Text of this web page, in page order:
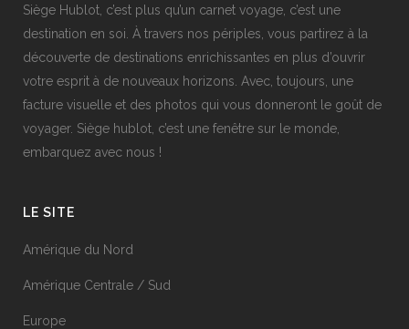
Siège Hublot, c’est plus qu’un carnet voyage, c’est une
destination en soi. À travers nos périples, vous partirez à la
découverte de destinations enrichissantes en plus d’ouvrir
votre esprit à de nouveaux horizons. Avec, toujours, une
facture visuelle et des photos qui vous donneront le goût de
voyager. Siège hublot, c’est une fenêtre sur le monde,
embarquez avec nous !
LE SITE
Amérique du Nord
Amérique Centrale / Sud
Europe